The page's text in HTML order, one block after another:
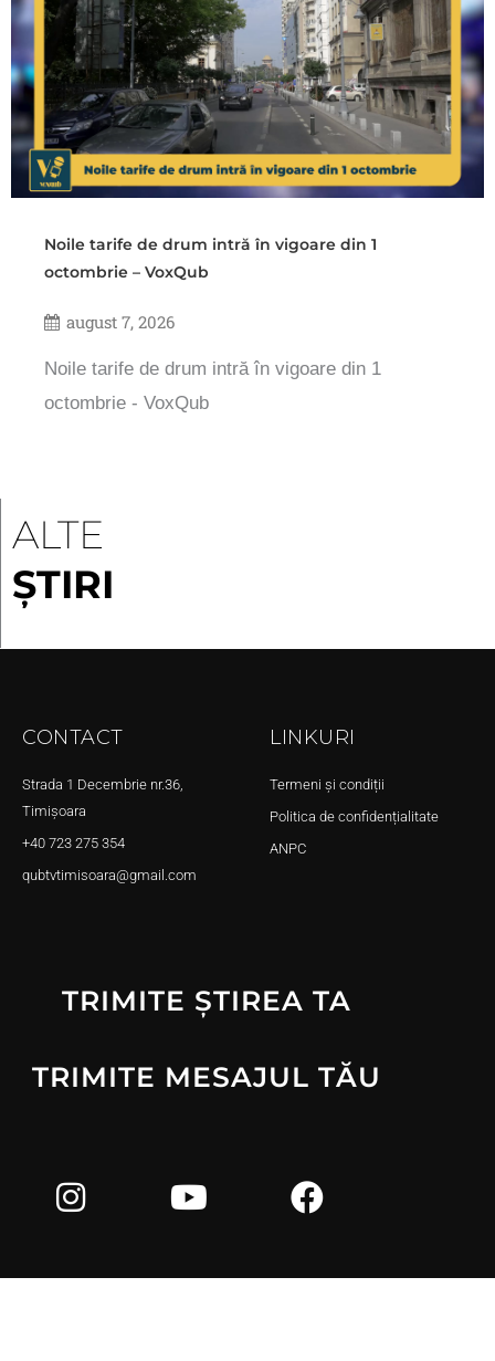
Noile tarife de drum intră în vigoare din 1
octombrie – VoxQub
august 7, 2026
Noile tarife de drum intră în vigoare din 1
octombrie - VoxQub
ALTE
ȘTIRI
CONTACT
Strada 1 Decembrie nr.36,
Timișoara
+40 723 275 354
qubtvtimisoara@gmail.com
LINKURI
Termeni și condiții
Politica de confidențialitate
ANPC
TRIMITE ȘTIREA TA
TRIMITE MESAJUL TĂU